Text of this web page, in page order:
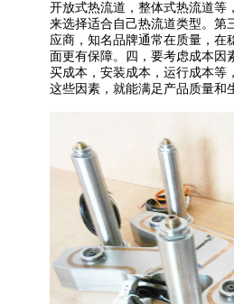
开放式热流道 ，整体式热流道等
来选择适合自己热流道类型。第
应商，知名品牌通常在质量 ， 在
面更有保障。
四， 要考虑成本因
买成本 ， 安装成本，运行成本等 ，
这些因素 ， 就能满足产品质量和